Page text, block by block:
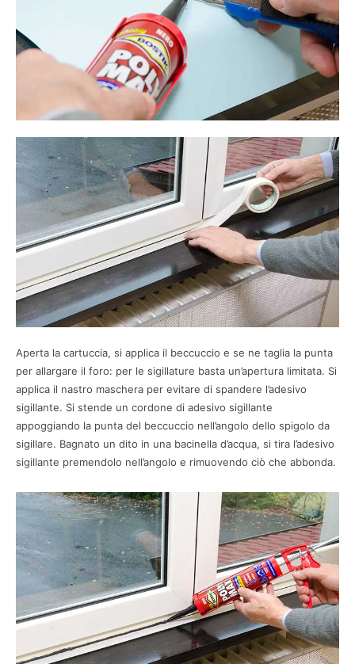
Aperta la cartuccia, si applica il beccuccio e se ne taglia la punta
per allargare il foro: per le sigillature basta un’apertura limitata. Si
applica il nastro maschera per evitare di spandere l’adesivo
sigillante. Si stende un cordone di adesivo sigillante
appoggiando la punta del beccuccio nell’angolo dello spigolo da
sigillare. Bagnato un dito in una bacinella d’acqua, si tira l’adesivo
sigillante premendolo nell’angolo e rimuovendo ciò che abbonda.